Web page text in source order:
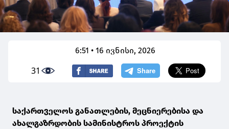
6:51 • 16 ივნისი, 2026
31
საქართველოს განათლების, მეცნიერებისა და
ახალგაზრდობის სამინისტროს პროექტის